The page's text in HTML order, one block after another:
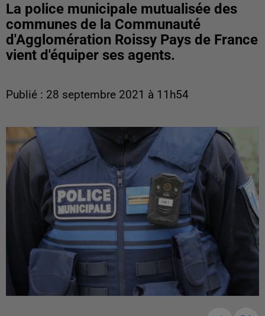
La police municipale mutualisée des
communes de la Communauté
d'Agglomération Roissy Pays de France
vient d'équiper ses agents.
Publié : 28 septembre 2021 à 11h54